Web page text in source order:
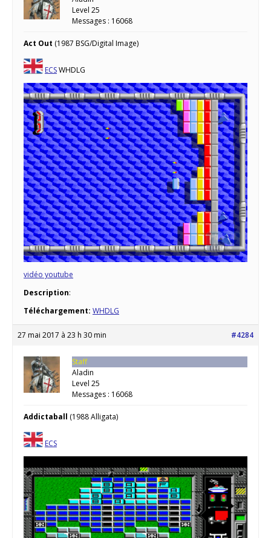
Level 25
Messages : 16068
Act Out (1987 BSG/Digital Image)
ECSWHDLG
vidéo youtube
Description:
Téléchargement: WHDLG
27 mai 2017 à 23 h 30 min #4284
Staff
Aladin
Level 25
Messages : 16068
Addictaball (1988 Alligata)
ECS